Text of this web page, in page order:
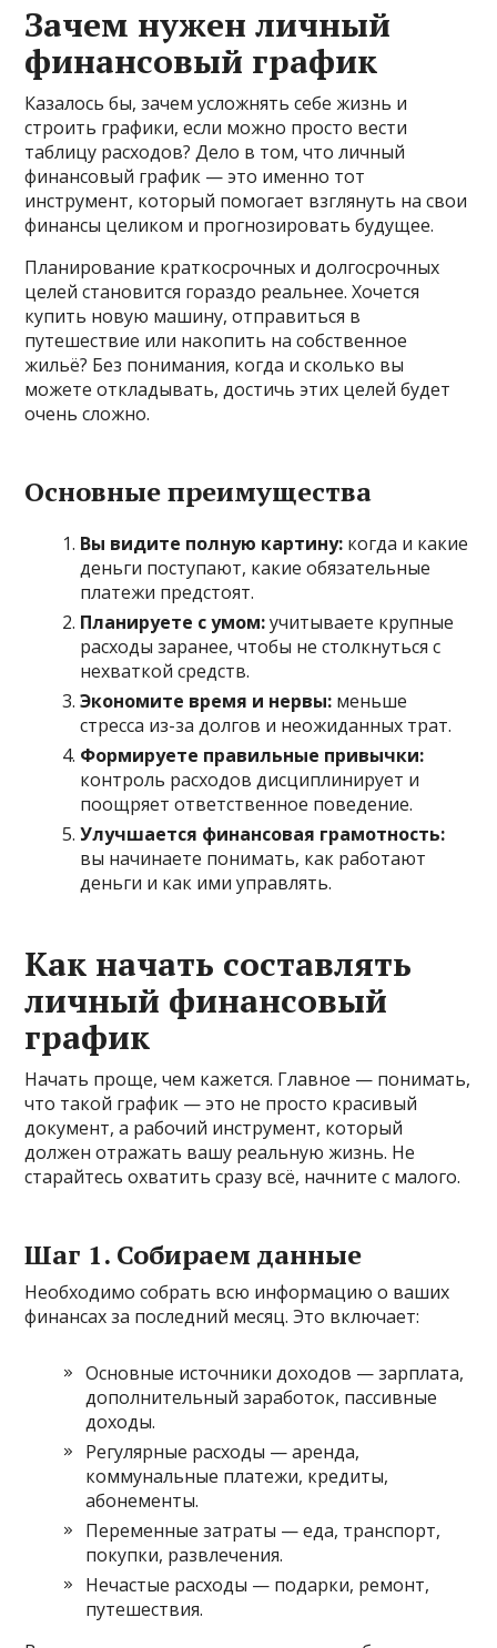
Зачем нужен личный
финансовый график
Казалось бы, зачем усложнять себе жизнь и
строить графики, если можно просто вести
таблицу расходов? Дело в том, что личный
финансовый график — это именно тот
инструмент, который помогает взглянуть на свои
финансы целиком и прогнозировать будущее.
Планирование краткосрочных и долгосрочных
целей становится гораздо реальнее. Хочется
купить новую машину, отправиться в
путешествие или накопить на собственное
жильё? Без понимания, когда и сколько вы
можете откладывать, достичь этих целей будет
очень сложно.
Основные преимущества
Вы видите полную картину: когда и какие
деньги поступают, какие обязательные
платежи предстоят.
Планируете с умом:учитываете крупные
расходы заранее, чтобы не столкнуться с
нехваткой средств.
Экономите время и нервы: меньше
стресса из-за долгов и неожиданных трат.
Формируете правильные привычки:
контроль расходов дисциплинирует и
поощряет ответственное поведение.
Улучшается финансовая грамотность:
вы начинаете понимать, как работают
деньги и как ими управлять.
Как начать составлять
личный финансовый
график
Начать проще, чем кажется. Главное — понимать,
что такой график — это не просто красивый
документ, а рабочий инструмент, который
должен отражать вашу реальную жизнь. Не
старайтесь охватить сразу всё, начните с малого.
Шаг 1. Собираем данные
Необходимо собрать всю информацию о ваших
финансах за последний месяц. Это включает:
Основные источники доходов — зарплата,
дополнительный заработок, пассивные
доходы.
Регулярные расходы — аренда,
коммунальные платежи, кредиты,
абонементы.
Переменные затраты — еда, транспорт,
покупки, развлечения.
Нечастые расходы — подарки, ремонт,
путешествия.